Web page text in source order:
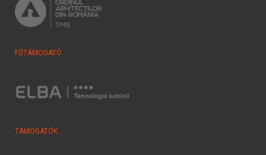
FŐTÁMOGATÓ
TÁMOGATÓK